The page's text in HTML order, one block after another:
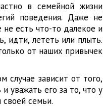
в семейной жизни
поведения. Даже не
не есть что-то далекое и
идти, лететь или плыть.
от наших привычек
случае зависит от того,
уважать его за то, что у
семьи.